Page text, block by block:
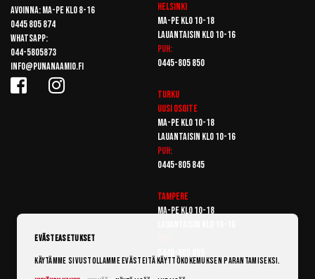
Avoinna: Ma-pe klo 8-16
0445 805 874
Whatsapp:
044-5805873
info@punanaamio.fi
Helsinki
Ma-pe klo 10-18
Lauantaisin klo 10-16
Puh:
0445-805 850
Turku
Uusi osoite
Ma-pe klo 10-18
Lauantaisin klo 10-16
Puh:
0445-805 845
Tampere
Ma-pe klo 10-18
Evästeasetukset
Käytämme sivustollamme evästeitä käyttökokemuksen parantamiseksi.